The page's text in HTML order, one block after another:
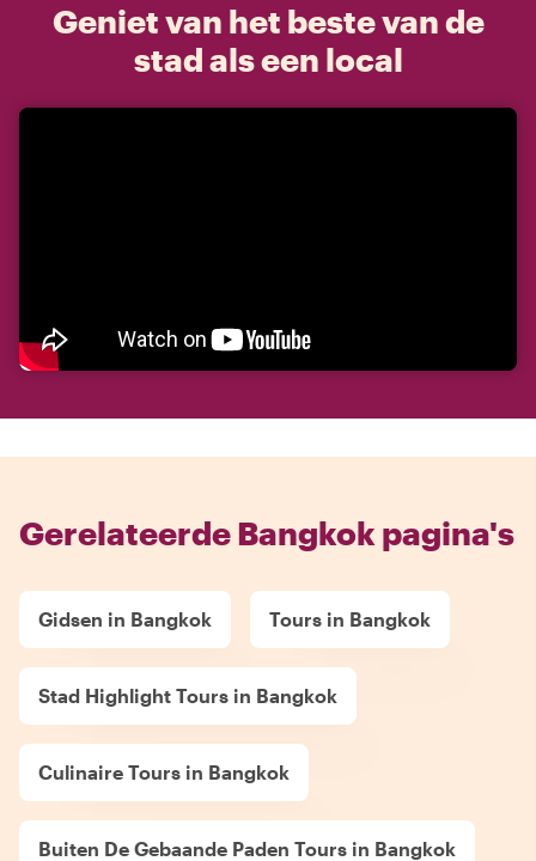
Geniet van het beste van de
stad als een local
Gerelateerde Bangkok pagina's
Gidsen in Bangkok Tours in Bangkok
Stad Highlight Tours in Bangkok
Culinaire Tours in Bangkok
Buiten De Gebaande Paden Tours in Bangkok